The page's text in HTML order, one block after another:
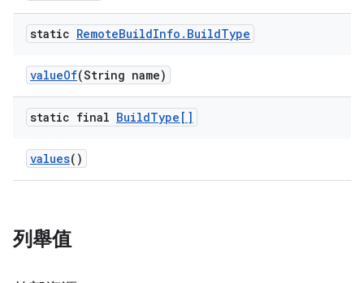
static RemoteBuildInfo . BuildType
valueOf(String name)
static final BuildType[]
values()
列舉值